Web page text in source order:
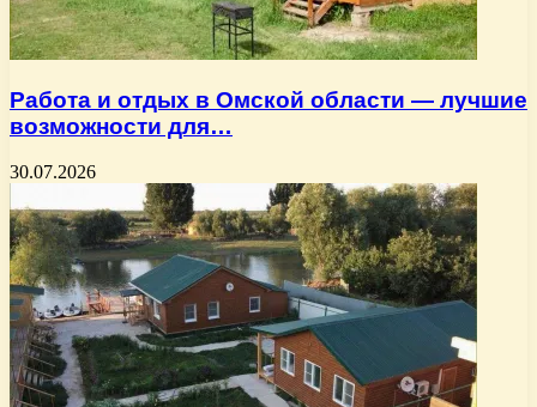
Работа и отдых в Омской области — лучшие
возможности для…
30.07.2026